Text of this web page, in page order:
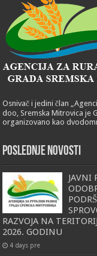
Osnivač i jedini član
doo, Sremska Mitrovica je
organizovano kao
POSLEDNJE NOVOSTI
JAVNI
RAZVOJA NA
2026. GODINU
4 days pre